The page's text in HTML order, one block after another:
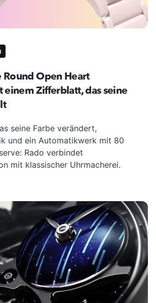
Round Open Heart
einem Zifferblatt, das seine
seine Farbe verändert,
und ein Automatikwerk mit 80
Rado verbindet
mit klassischer Uhrmacherei.